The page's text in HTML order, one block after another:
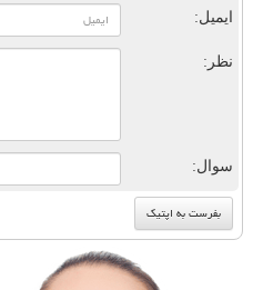
ایمیل:
نظر:
سوال: